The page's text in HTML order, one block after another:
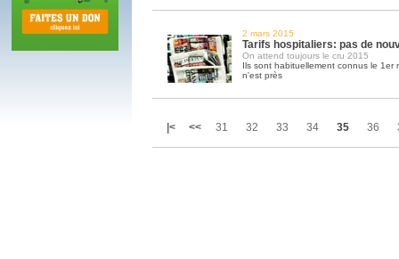
2 mars 2015
Tarifs hospitaliers: pas de
On attend toujours le cru 2015
Ils sont habituellement connus le 1er
n'est près
|< << 31 32 33 34 35 36